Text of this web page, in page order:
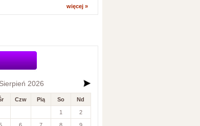
więcej »
Sierpień 2026
Czw Pią So Nd
1 2